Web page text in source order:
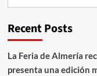
Recent Posts
La Feria de Almería
presenta una edición